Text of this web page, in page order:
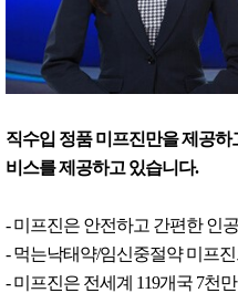
직수입 정품 미프진만을 제공
비스를 제공하고 있습니다.
- 미프진은 안전하고 간편한 인
- 먹는낙태약/임신중절약 미프
- 미프진은 전세계 119개국 7천